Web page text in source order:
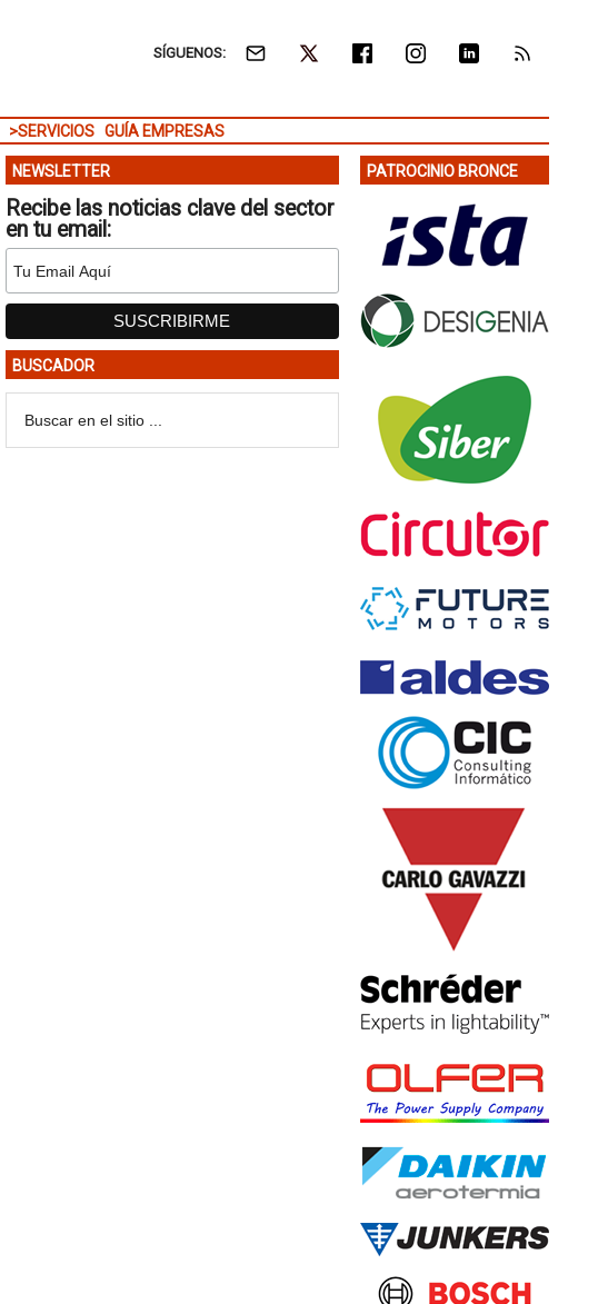
SÍGUENOS:
>SERVICIOS GUÍA EMPRESAS
NEWSLETTER
Recibe las noticias clave del sector
en tu email:
BUSCADOR
PATROCINIO BRONCE